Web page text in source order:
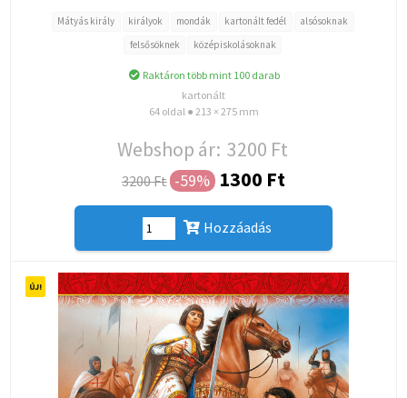
Mátyás király királyok mondák kartonált fedél
alsósoknak
felsősöknek
középiskolásoknak
Raktáron több mint 100 darab
kartonált
64 oldal ● 213 × 275 mm
Webshop ár: 3200 Ft
3200 Ft -59% 1300 Ft
Hozzáadás